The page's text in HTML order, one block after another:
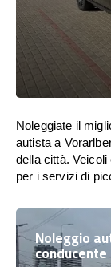
Noleggiate il
autista a
della città.
per i servizi di
Noleggio
conducente